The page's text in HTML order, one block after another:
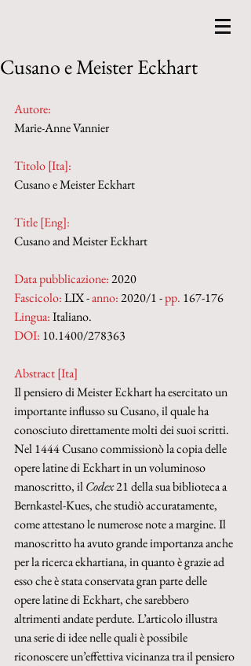
Cusano e Meister Eckhart
Autore:
Marie-Anne Vannier
Titolo [Ita]:
Cusano e Meister Eckhart
Title [Eng]:
Cusano and Meister Eckhart
Data pubblicazione: 2020
Fascicolo: LIX - anno: 2020/1 - pp. 167-176
Lingua: Italiano.
DOI: 10.1400/278363
Abstract [Ita]
Il pensiero di Meister Eckhart ha esercitato un
importante influsso su Cusano, il quale ha
conosciuto direttamente molti dei suoi scritti.
Nel 1444 Cusano commissionò la copia delle
opere latine di Eckhart in un voluminoso
manoscritto, il Codex 21 della sua biblioteca a
Bernkastel-Kues, che studiò accuratamente,
come attestano le numerose note a margine. Il
manoscritto ha avuto grande importanza anche
per la ricerca ekhartiana, in quanto è grazie ad
esso che è stata conservata gran parte delle
opere latine di Eckhart, che sarebbero
altrimenti andate perdute. L’articolo illustra
una serie di idee nelle quali è possibile
riconoscere un’effettiva vicinanza tra il pensiero